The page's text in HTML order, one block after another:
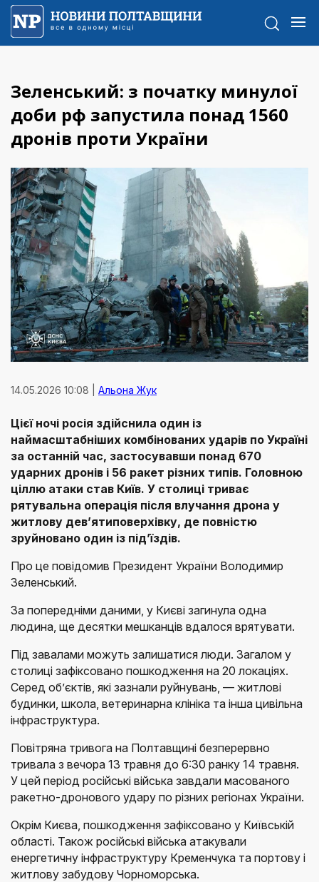
Зеленський: з початку минулої
доби рф запустила понад 1560
дронів проти України
14.05.2026 10:08 | Альона Жук
Цієї ночі росія здійснила один із
наймасштабніших комбінованих ударів по Україні
за останній час, застосувавши понад 670
ударних дронів і 56 ракет різних типів. Головною
ціллю атаки став Київ. У столиці триває
рятувальна операція після влучання дрона у
житлову девʼятиповерхівку, де повністю
зруйновано один із підʼїздів.
Про це повідомив Президент України Володимир
Зеленський.
За попередніми даними, у Києві загинула одна
людина, ще десятки мешканців вдалося врятувати.
Під завалами можуть залишатися люди. Загалом у
столиці зафіксовано пошкодження на 20 локаціях.
Серед об’єктів, які зазнали руйнувань, — житлові
будинки, школа, ветеринарна клініка та інша цивільна
інфраструктура.
Повітряна тривога на Полтавщині безперервно
тривала з вечора 13 травня до 6:30 ранку 14 травня.
У цей період російські війська завдали масованого
ракетно-дронового удару по різних регіонах України.
Окрім Києва, пошкодження зафіксовано у Київській
області. Також російські війська атакували
енергетичну інфраструктуру Кременчука та портову і
житлову забудову Чорноморська.